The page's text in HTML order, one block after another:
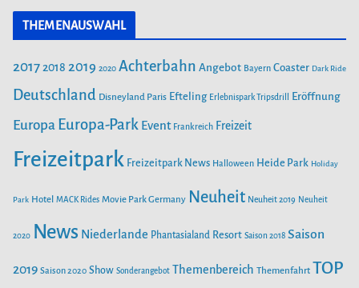
e
n
c
o
o
s
t
g
r
m
u
T
b
e
THEMENAUSWAHL
2017 2018 2019 2020 Achterbahn Angebot Bayern Coaster Dark Ride
Deutschland Disneyland Paris Efteling Erlebnispark Tripsdrill Eröffnung
Europa Europa-Park Event Frankreich Freizeit
Freizeitpark Freizeitpark News Halloween Heide Park Holiday
Park Hotel MACK Rides Movie Park Germany Neuheit Neuheit 2019 Neuheit
2020 News Niederlande Phantasialand Resort Saison 2018 Saison
2019 Saison 2020 Show Sonderangebot Themenbereich Themenfahrt TOP